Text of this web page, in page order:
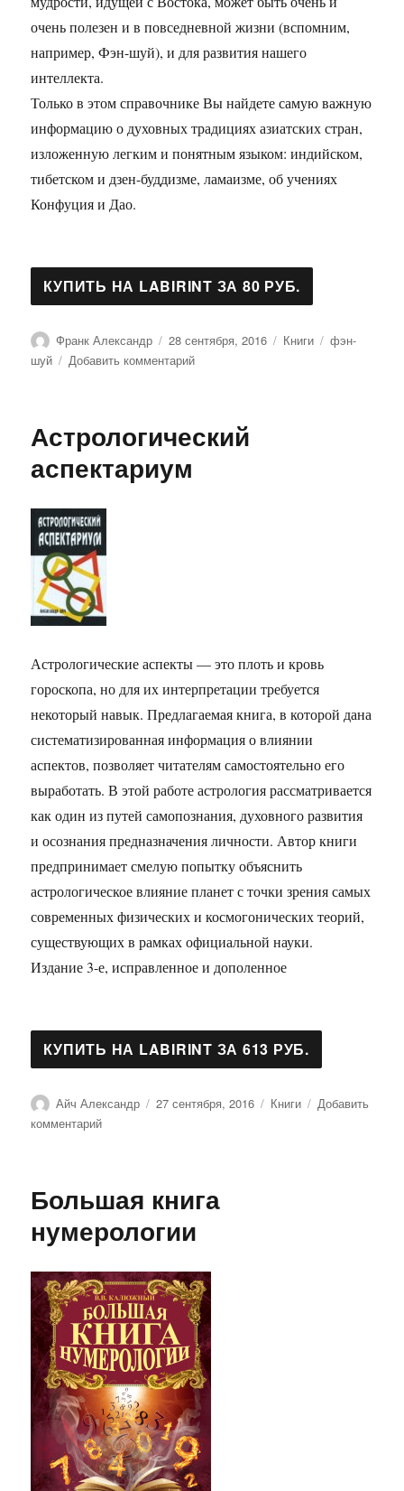
очень полезен и в повседневной жизни (вспомним,
например, Фэн-шуй), и для развития нашего
интеллекта.
Только в этом справочнике Вы найдете самую важную
информацию о духовных традициях азиатских стран,
изложенную легким и понятным языком: индийском,
тибетском и дзен-буддизме, ламаизме, об учениях
Конфуция и Дао.
Автор
Франк Александр Опубликовано
28 сентября, 2016 Рубрики
Книги Метки
фэн-
шуй
Добавить комментарийк
с
Астрологический
аспектариум
Астрологические аспекты — это плоть и кровь
гороскопа, но для их интерпретации требуется
некоторый навык. Предлагаемая книга, в которой дана
систематизированная информация о влиянии
аспектов, позволяет читателям самостоятельно его
выработать. В этой работе астрология рассматривается
как один из путей самопознания, духовного развития
и осознания предназначения личности. Автор книги
предпринимает смелую попытку объяснить
астрологическое влияние планет с точки зрения самых
современных физических и космогонических теорий,
существующих в рамках официальной науки.
Издание 3-е, исправленное и дополенное
Автор
Айч Александр Опубликовано
27 сентября, 2016 Рубрики
Книги
Добавить
комментарийк
Большая книга
нумерологии